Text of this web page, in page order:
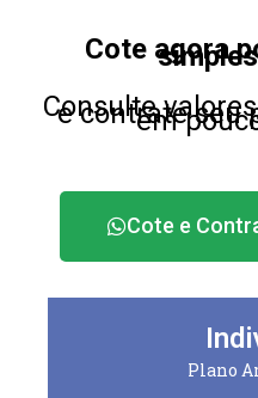
Cote agora
Consulte
e contrate seu
em
Cote e
Plano